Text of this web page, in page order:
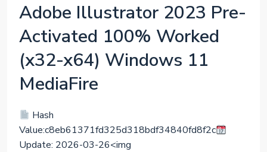
Adobe Illustrator 2023 Pre-
Activated 100% Worked
(x32-x64) Windows 11
MediaFire
Hash
Value:c8eb61371fd325d318bdf34840fd8f2c
Update: 2026-03-26<img